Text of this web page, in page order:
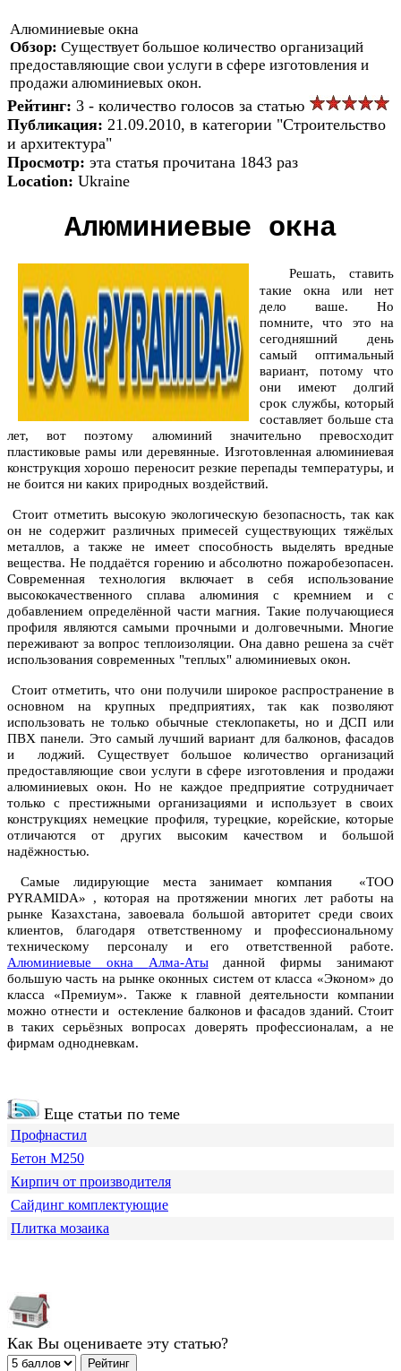
Алюминиевые окна
Обзор: Существует большое количество организаций
предоставляющие свои услуги в сфере изготовления и
продажи алюминиевых окон.
Рейтинг: 3 - количество голосов за статью
Публикация: 21.09.2010, в категории "Строительство
и архитектура"
Просмотр: эта статья прочитана 1843 раз
Location: Ukraine
Алюминиевые окна
Решать, ставить
такие окна или нет
дело ваше. Но
помните, что это на
сегодняшний день
самый оптимальный
вариант, потому что
они имеют долгий
срок службы, который
составляет больше ста
лет, вот поэтому алюминий
значительно превосходит
пластиковые рамы или деревянные. Изготовленная алюминиевая
конструкция хорошо переносит резкие перепады температуры, и
не боится ни каких природных воздействий.
Стоит отметить высокую экологическую безопасность, так как
он не содержит различных примесей существующих тяжёлых
металлов, а также не имеет способность выделять вредные
вещества. Не поддаётся горению и абсолютно пожаробезопасен.
Современная технология включает в себя использование
высококачественного сплава алюминия с кремнием и с
добавлением определённой части магния. Такие получающиеся
профиля являются самыми прочными и долговечными. Многие
переживают за вопрос теплоизоляции. Она давно решена за счёт
использования современных "теплых" алюминиевых окон.
Стоит отметить, что они получили широкое распространение в
основном на крупных предприятиях, так как позволяют
использовать не только обычные стеклопакеты, но и ДСП или
ПВХ панели. Это самый лучший вариант для балконов, фасадов
и лоджий. Существует большое количество организаций
предоставляющие свои услуги в сфере изготовления и продажи
алюминиевых окон. Но не каждое предприятие сотрудничает
только с престижными организациями и использует в своих
конструкциях немецкие профиля, турецкие, корейские, которые
отличаются от других высоким качеством и большой
надёжностью.
Самые лидирующие места занимает компания «ТОО
PYRAMIDA» , которая на протяжении многих лет работы на
рынке Казахстана, завоевала большой авторитет среди своих
клиентов, благодаря ответственному и профессиональному
техническому персоналу и его ответственной работе.
Алюминиевые окна
Алма-Атыданной фирмы занимают
большую часть на рынке оконных систем от класса «Эконом» до
класса «Премиум». Также к главной деятельности компании
можно отнести и остекление балконов и фасадов зданий. Стоит
в таких серьёзных вопросах доверять профессионалам, а не
фирмам однодневкам.
Еще статьи по теме
Профнастил
Бетон М250
Кирпич от производителя
Сайдинг комплектующие
Плитка мозаика
Как Вы оцениваете эту статью?